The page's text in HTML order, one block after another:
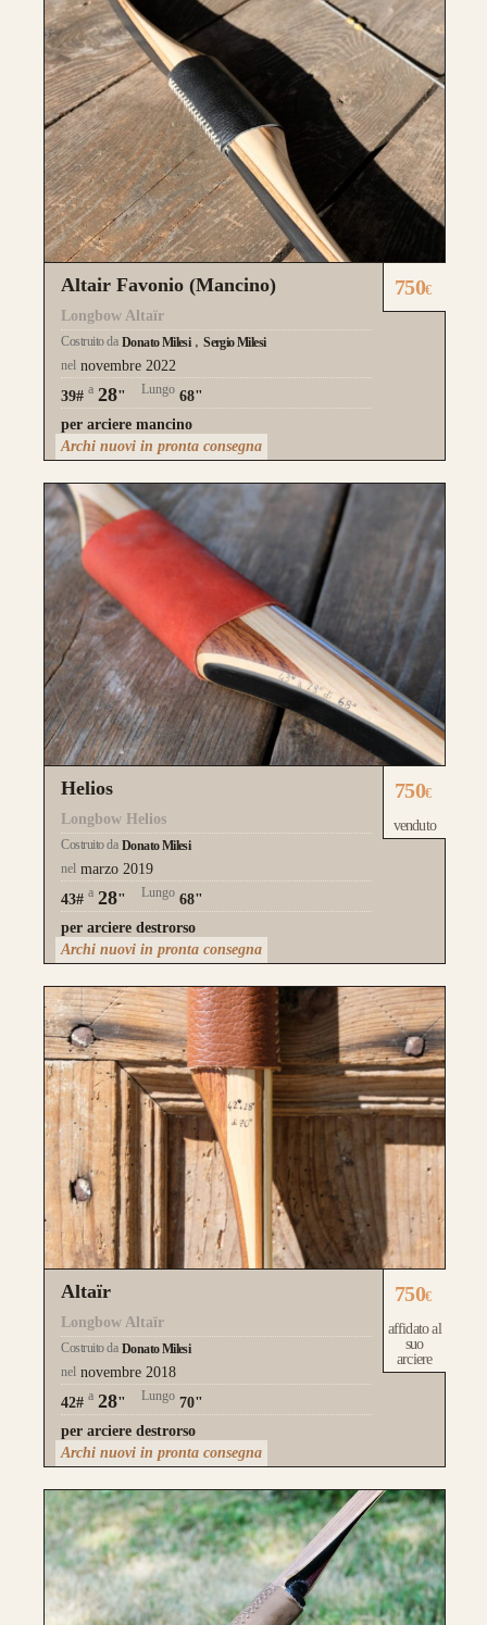
Altair Favonio (Mancino)
Longbow Altaïr
Costruito da Donato Milesi
Sergio Milesi
nel novembre 2022
39# a 28" Lungo 68"
per arciere mancino
750€
Archi nuovi in pronta consegna
Helios
Longbow Helios
Costruito da Donato Milesi
nel marzo 2019
43# a 28" Lungo 68"
per arciere destrorso
750€
venduto
Archi nuovi in pronta consegna
Altaïr
Longbow Altaïr
Costruito da Donato Milesi
nel novembre 2018
42# a 28" Lungo 70"
per arciere destrorso
750€
affidato al
suo
arciere
Archi nuovi in pronta consegna